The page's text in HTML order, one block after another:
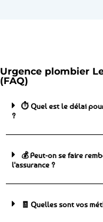
Urgence plombier
(FAQ)
⏱️ Quel est le délai
?
💰 Peut-on se faire
l'assurance ?
🧾 Quelles sont vos